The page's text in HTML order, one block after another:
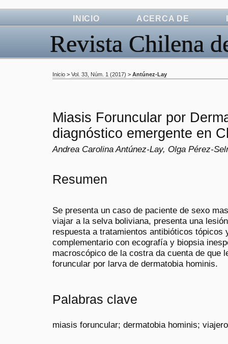
Revista Chilena
INICIO ACERCA DE
Inicio > Vol. 33, Núm. 1 (2017) > Antúnez-Lay
Miasis Foruncular por
diagnóstico emergente en
Andrea Carolina Antúnez-Lay, Olga Pérez-
Resumen
Se presenta un caso de paciente de sexo
viajar a la selva boliviana, presenta una
respuesta a tratamientos antibióticos tópicos
complementario con ecografía y biopsia
macroscópico de la costra da cuenta de que
foruncular por larva de dermatobia hominis.
Palabras clave
miasis foruncular; dermatobia hominis; viajero